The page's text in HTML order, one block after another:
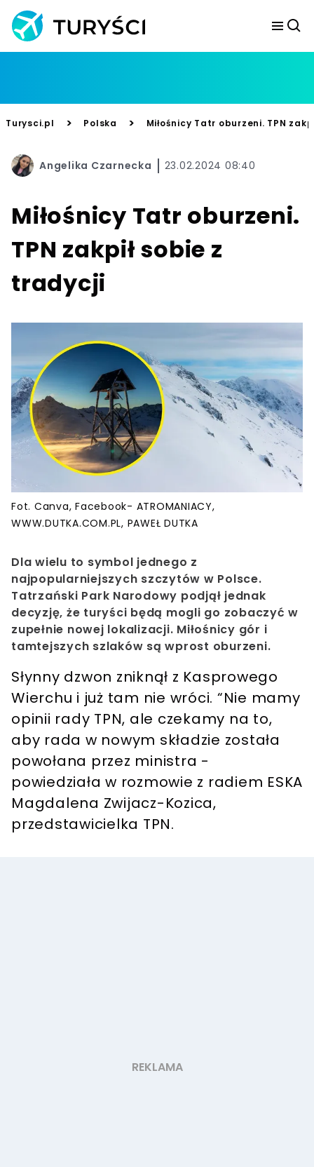
Turysci.pl > Polska > Miłośnicy Tatr oburzeni. TPN
Angelika Czarnecka 23.02.2024 08:40
Miłośnicy Tatr oburzeni.
TPN zakpił sobie z
tradycji
Fot. Canva, Facebook- ATROMANIACY,
WWW.DUTKA.COM.PL, PAWEŁ DUTKA
Dla wielu to symbol jednego z
najpopularniejszych szczytów w Polsce.
Tatrzański Park Narodowy podjął jednak
decyzję, że turyści będą mogli go zobaczyć w
zupełnie nowej lokalizacji. Miłośnicy gór i
tamtejszych szlaków są wprost oburzeni.
Słynny dzwon zniknął z Kasprowego
Wierchu i już tam nie wróci. “Nie mamy
opinii rady TPN, ale czekamy na to,
aby rada w nowym składzie została
powołana przez ministra -
powiedziała w rozmowie z radiem ESKA
Magdalena Zwijacz-Kozica,
przedstawicielka TPN.